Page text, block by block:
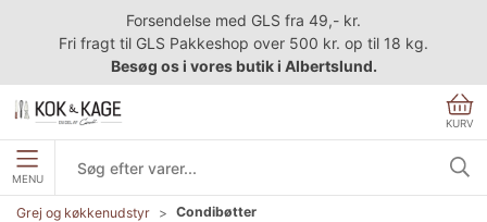
Forsendelse med GLS fra 49,- kr.
Fri fragt til GLS Pakkeshop over 500 kr. op til 18 kg.
Besøg os i vores butik i Albertslund.
KURV
MENU
Grej og køkkenudstyr Condibøtter